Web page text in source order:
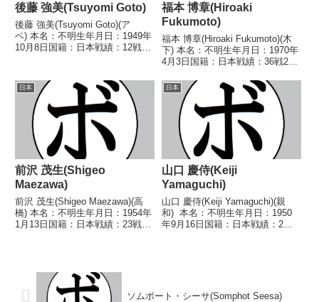
後藤 強美(Tsuyomi Goto)
後藤 強美(Tsuyomi Goto)(ア
ベ) 本名：不明生年月日：1949年
10月8日国籍：日本戦績：12戦6
○1RKO 中内 康範(笹
崎)1967/12/07 ●...
福本 博章(Hiroaki
Fukumoto)
福本 博章(Hiroaki Fukumoto)(木
下) 本名：不明生年月日：1970年
4月3日国籍：日本戦績：36戦20
ル】なし 【戦歴】1988/01/17
●4R判定 (採点不明) 三宅 博大
阪福岡...
日本
前沢 茂生(Shigeo
Maezawa)
前沢 茂生(Shigeo Maezawa)(高
橋) 本名：不明生年月日：1954年
1月13日国籍：日本戦績：23戦9
(新光)19...
日本
山口 慶侍(Keiji
Yamaguchi)
山口 慶侍(Keiji Yamaguchi)(親
和) 本名：不明生年月日：1950
年9月16日国籍：日本戦績：2戦1
ソムポート・シーサ(Somphot Seesa)